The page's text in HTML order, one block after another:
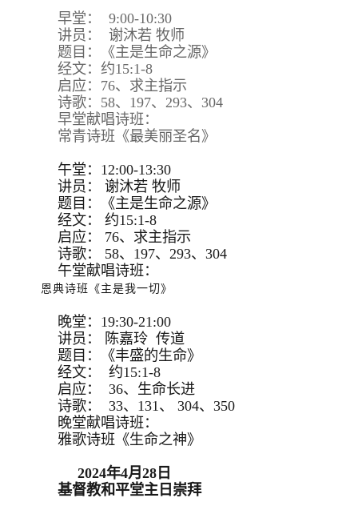
早堂： 9:00-10:30
讲员： 谢沐若 牧师
题目：《主是生命之源》
经文：约15:1-8
启应：76、求主指示
诗歌：58、197、293、304
早堂献唱诗班：
常青诗班《最美丽圣名》
午堂：12:00-13:30
讲员：
谢沐若 牧师
题目：
《主是生命之源》
经文：
约15:1-8
启应：
76、求主指示
诗歌：
58、197、293、 304
午堂献唱诗班：
恩典诗班《主是我一切》
晚堂：19:30-21:00
讲员： 陈嘉玲 传道
题目：《丰盛的生命》
经文： 约15:1-8
启应： 36、生命长进
诗歌： 33、131、 304、350
晚堂献唱诗班：
雅歌诗班《生命之神》
2024年4月28日
基督教和平堂主日崇拜